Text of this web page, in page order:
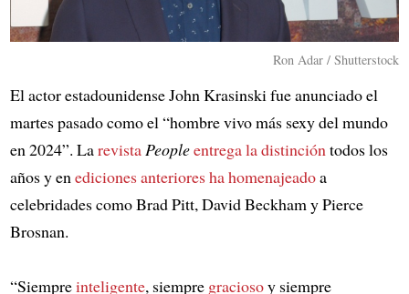
Ron Adar / Shutterstock
El actor estadounidense John Krasinski fue anunciado el
martes pasado como el “hombre vivo más sexy del mundo
en 2024”. Larevista Peopleentrega la distinción todos los
años y en ediciones anterioresha homenajeadoa
celebridades como Brad Pitt, David Beckham y Pierce
Brosnan.
“Siempreinteligente, siempre graciosoy siempre